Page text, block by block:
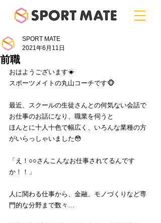
前職
SPORT MATE
2021年6月11日
おはようございます☀
スポーツメイトの丸山コーチです🐵
最近、スクールの生徒さんとの何気ない会話で
お仕事のお話になり、職業を伺うと
ほんとに十人十色で幅広く、いろんな業種の方
がいらっしゃいました😳
「え！○○さんこんなお仕事されてるんです
か！！」
人に関わる仕事から、金融、モノづくりなど専
門的な分野まで数々…